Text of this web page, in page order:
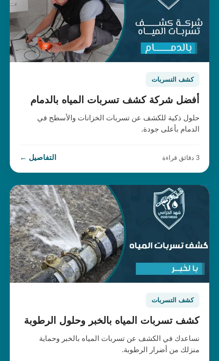
كشف التسربات
أفضل شركة كشف تسربات المياه بالدمام
حلول ذكية للكشف عن تسربات الخزانات والأسطح في
الدمام بأعلى جودة.
3 دقائق قراءة التفاصيل ←
كشف التسربات
كشف تسربات المياه بالخبر وحلول الرطوبة
نساعدك في الكشف عن تسربات المياه بالخبر وحماية
منزلك من أضرار الرطوبة.